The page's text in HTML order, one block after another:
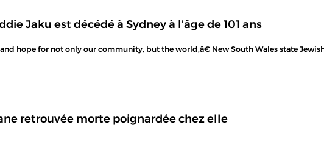
Jaku est décédé à Sydney à l'âge de 101 ans
hope for not only our community, but the world,â€ New South Wales state
retrouvée morte poignardée chez elle